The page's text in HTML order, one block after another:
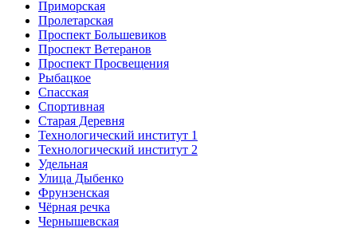
Приморская
Пролетарская
Проспект Большевиков
Проспект Ветеранов
Проспект Просвещения
Рыбацкое
Спасская
Спортивная
Старая Деревня
Технологический институт 1
Технологический институт 2
Удельная
Улица Дыбенко
Фрунзенская
Чёрная речка
Чернышевская